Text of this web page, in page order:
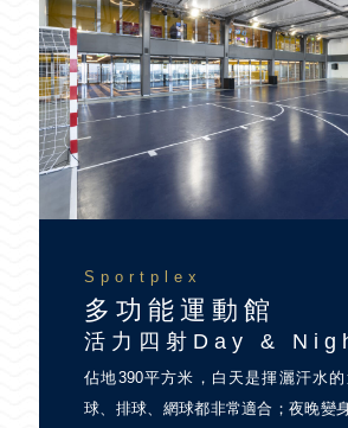
Sportplex
多功能運動館
活力四射Day &
佔地390平方米，白天是揮灑汗水
球、排球、網球都非常適合；夜晚變